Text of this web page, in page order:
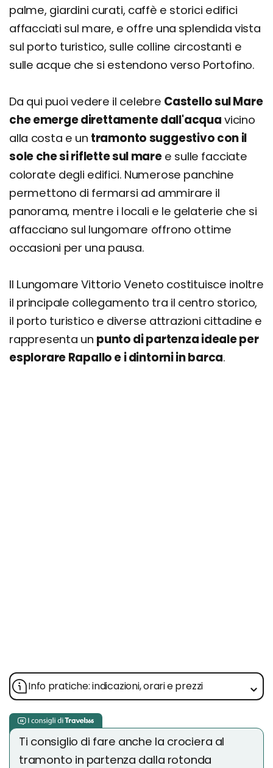
palme, giardini curati, caffè e storici edifici
affacciati sul mare, e offre una splendida vista
sul porto turistico, sulle colline circostanti e
sulle acque che si estendono verso Portofino.
Da qui puoi vedere il celebre Castello sul Mare
che emerge direttamente dall'acqua vicino
alla costa e un tramonto suggestivo con il
sole che si riflette sul maree sulle facciate
colorate degli edifici. Numerose panchine
permettono di fermarsi ad ammirare il
panorama, mentre i locali e le gelaterie che si
affacciano sul lungomare offrono ottime
occasioni per una pausa.
Il Lungomare Vittorio Veneto costituisce inoltre
il principale collegamento tra il centro storico,
il porto turistico e diverse attrazioni cittadine e
rappresenta un punto di partenza ideale per
esplorare Rapallo e i dintorni in barca.
Info pratiche: indicazioni, orari e prezzi
Ti consiglio di fare anche la crociera al
tramonto in partenza dalla rotonda